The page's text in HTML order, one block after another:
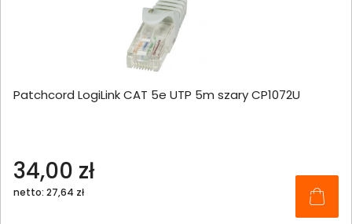
Patchcord LogiLink CAT 5e UTP 5m szary CP1072U
34,00 zł
netto: 27,64 zł